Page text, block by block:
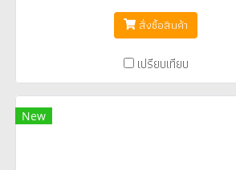
สั่งซื้อสินค้า
เปรียบเทียบ
New